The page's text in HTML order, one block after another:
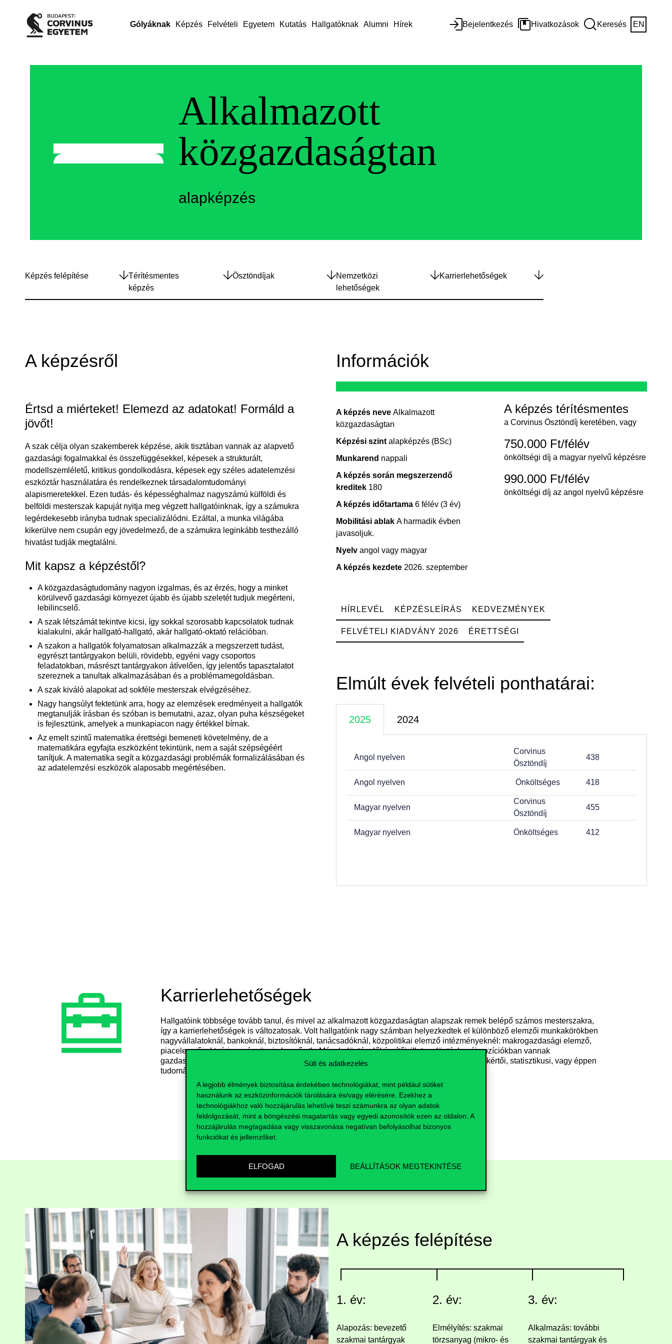
Süti és adatkezelés
A legjobb élmények biztosítása érdekében technológiákat, mint például sütiket
használunk az eszközinformációk tárolására és/vagy elérésére. Ezekhez a
technológiákhoz való hozzájárulás lehetővé teszi számunkra az olyan adatok
feldolgozását, mint a böngészési magatartás vagy egyedi azonosítók ezen az oldalon. A
hozzájárulás megtagadása vagy visszavonása negatívan befolyásolhat bizonyos
funkciókat és jellemzőket.
ELFOGAD BEÁLLÍTÁSOK MEGTEKINTÉSE
Gólyáknak Képzés Felvételi Egyetem Kutatás Hallgatóknak Alumni Hírek Bejelentkezés Hivatkozások Keresés EN
Alkalmazott
közgazdaságtan
alapképzés
Képzés felépítése
Térítésmentes
képzés
Ösztöndíjak
Nemzetközi
lehetőségek
Karrierlehetőségek
A képzésről
Értsd a miérteket! Elemezd az adatokat! Formáld a
jövőt!
A szak célja olyan szakemberek képzése, akik tisztában vannak az alapvető
gazdasági fogalmakkal és összefüggésekkel, képesek a strukturált,
modellszemléletű, kritikus gondolkodásra, képesek egy széles adatelemzési
eszköztár használatára és rendelkeznek társadalomtudományi
alapismeretekkel. Ezen tudás- és képességhalmaz nagyszámú külföldi és
belföldi mesterszak kapuját nyitja meg végzett hallgatóinknak, így a számukra
legérdekesebb irányba tudnak specializálódni. Ezáltal, a munka világába
kikerülve nem csupán egy jövedelmező, de a számukra leginkább testhezálló
hivatást tudják megtalálni.
Mit kapsz a képzéstől?
A közgazdaságtudomány nagyon izgalmas, és az érzés, hogy a minket
körülvevő gazdasági környezet újabb és újabb szeletét tudjuk megérteni,
lebilincselő.
A szak létszámát tekintve kicsi, így sokkal szorosabb kapcsolatok tudnak
kialakulni, akár hallgató-hallgató, akár hallgató-oktató relációban.
A szakon a hallgatók folyamatosan alkalmazzák a megszerzett tudást,
egyrészt tantárgyakon belüli, rövidebb, egyéni vagy csoportos
feladatokban, másrészt tantárgyakon átívelően, így jelentős tapasztalatot
szereznek a tanultak alkalmazásában és a problémamegoldásban.
A szak kiváló alapokat ad sokféle mesterszak elvégzéséhez.
Nagy hangsúlyt fektetünk arra, hogy az elemzések eredményeit a hallgatók
megtanulják írásban és szóban is bemutatni, azaz, olyan puha készségeket
is fejlesztünk, amelyek a munkapiacon nagy értékkel bírnak.
Az emelt szintű matematika érettségi bemeneti követelmény, de a
matematikára egyfajta eszközként tekintünk, nem a saját szépségéért
tanítjuk. A matematika segít a közgazdasági problémák formalizálásában és
az adatelemzési eszközök alaposabb megértésében.
Információk
A képzés neve Alkalmazott
közgazdaságtan
Képzési szint alapképzés (BSc)
Munkarend nappali
A képzés során megszerzendő
kreditek 180
A képzés időtartama 6 félév (3 év)
Mobilitási ablak A harmadik évben
javasoljuk.
Nyelv angol vagy magyar
A képzés kezdete 2026. szeptember
A képzés térítésmentes
a Corvinus Ösztöndíj keretében, vagy
750.000 Ft/félév
önköltségi díj a magyar nyelvű képzésre
990.000 Ft/félév
önköltségi díj az angol nyelvű képzésre
HÍRLEVÉL KÉPZÉSLEÍRÁS KEDVEZMÉNYEK
FELVÉTELI KIADVÁNY 2026 ÉRETTSÉGI
Elmúlt évek felvételi ponthatárai:
2025 2024
Angol nyelven
Corvinus
Ösztöndíj
438
Angol nyelven Önköltséges 418
Magyar nyelven
Corvinus
Ösztöndíj
455
Magyar nyelven Önköltséges 412
Karrierlehetőségek
Hallgatóink többsége tovább tanul, és mivel az alkalmazott közgazdaságtan alapszak remek belépő számos mesterszakra,
így a karrierlehetőségek is változatosak. Volt hallgatóink nagy számban helyezkedtek el különböző elemzői munkakörökben
nagyvállalatoknál, bankoknál, biztosítóknál, tanácsadóknál, közpolitikai elemző intézményeknél: makrogazdasági elemző,
piacelemző, aktuárius, pénzügyi elemző stb. Mások döntéselőkészítői, illetve döntéshozói pozíciókban vannak
gazdaságpolitika-csináló intézményeknél. De vezethet az út akár újságírói, ingatlanpiaci szakértői, statisztikusi, vagy éppen
tudományos pályára is.
A képzés felépítése
1. év:
Alapozás: bevezető
szakmai tantárgyak
2. év:
Elmélyítés: szakmai
törzsanyag (mikro- és
3. év:
Alkalmazás: további
szakmai tantárgyak és